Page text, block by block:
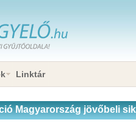
Linktár
Magyarország jövőbeli